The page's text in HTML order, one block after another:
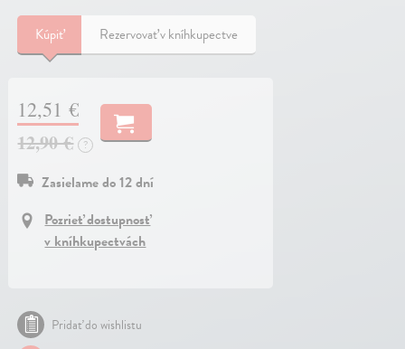
Kúpiť Rezervovať v kníhkupectve
12,51 €
12,90 €
?
Zasielame do 12 dní
Pozrieť dostupnosť
v kníhkupectvách
Pridať do wishlistu